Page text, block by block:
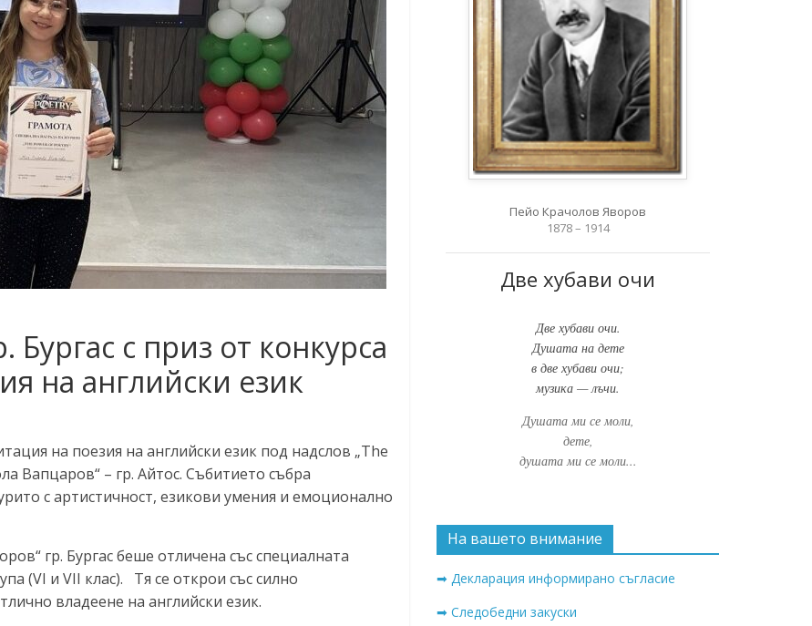
Бургас с приз от конкурса
на английски език
на поезия на английски език под надслов „The
Вапцаров“ – гр. Айтос. Събитието събра
с артистичност, езикови умения и емоционално
гр. Бургас беше отличена със специалната
(VI и VII клас). Тя се открои със силно
владеене на английски език.
Пейо Крачолов Яворов
1878 – 1914
Две хубави очи
Две хубави очи.
Душата на дете
в две хубави очи;
музика — лъчи.
Душата ми се моли,
дете,
душата ми се моли...
На вашето внимание
➡ Декларация информирано съгласие
➡ Следобедни закуски